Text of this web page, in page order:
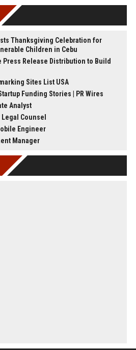
Thanksgiving Celebration for
Children in Cebu
Press Release Distribution to Build
Sites List USA
Funding Stories | PR Wires
Analyst
Counsel
Engineer
Manager